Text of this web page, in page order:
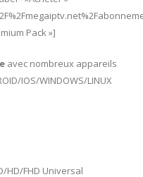
Pack »]
avec nombreux appareils
IOS/WINDOWS/LINUX
HD/FHD Universal